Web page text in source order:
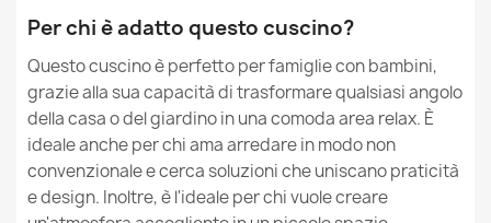
I pouf sacco in nylon possono essere utilizzati sia
I pouf sacco in nylon sono sicuri per i bambini?
MPN 2796
CondizioneNuovo
Per chi è adatto questo cuscino?
Questo cuscino è perfetto per famiglie con bambini,
grazie alla sua capacità di trasformare qualsiasi angolo
della casa o del giardino in una comoda area relax. È
ideale anche per chi ama arredare in modo non
convenzionale e cerca soluzioni che uniscano praticità
e design. Inoltre, è l'ideale per chi vuole creare